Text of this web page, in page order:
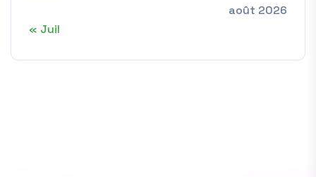
août 2026
« Juil